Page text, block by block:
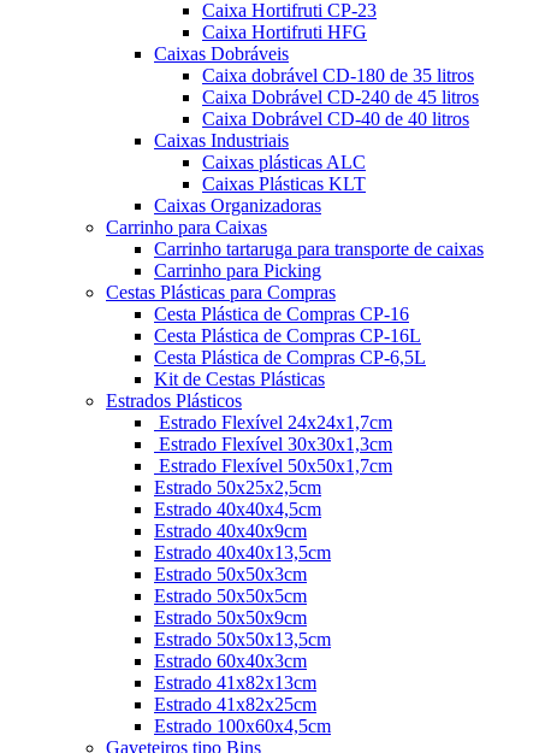
Caixa Hortifruti CP-23
Caixa Hortifruti HFG
Caixas Dobráveis
Caixa dobrável CD-180 de 35 litros
Caixa Dobrável CD-240 de 45 litros
Caixa Dobrável CD-40 de 40 litros
Caixas Industriais
Caixas plásticas ALC
Caixas Plásticas KLT
Caixas Organizadoras
Carrinho para Caixas
Carrinho tartaruga para transporte de caixas
Carrinho para Picking
Cestas Plásticas para Compras
Cesta Plástica de Compras CP-16
Cesta Plástica de Compras CP-16L
Cesta Plástica de Compras CP-6,5L
Kit de Cestas Plásticas
Estrados Plásticos
Estrado Flexível 24x24x1,7cm
Estrado Flexível 30x30x1,3cm
Estrado Flexível 50x50x1,7cm
Estrado 50x25x2,5cm
Estrado 40x40x4,5cm
Estrado 40x40x9cm
Estrado 40x40x13,5cm
Estrado 50x50x3cm
Estrado 50x50x5cm
Estrado 50x50x9cm
Estrado 50x50x13,5cm
Estrado 60x40x3cm
Estrado 41x82x13cm
Estrado 41x82x25cm
Estrado 100x60x4,5cm
Gaveteiros tipo Bins